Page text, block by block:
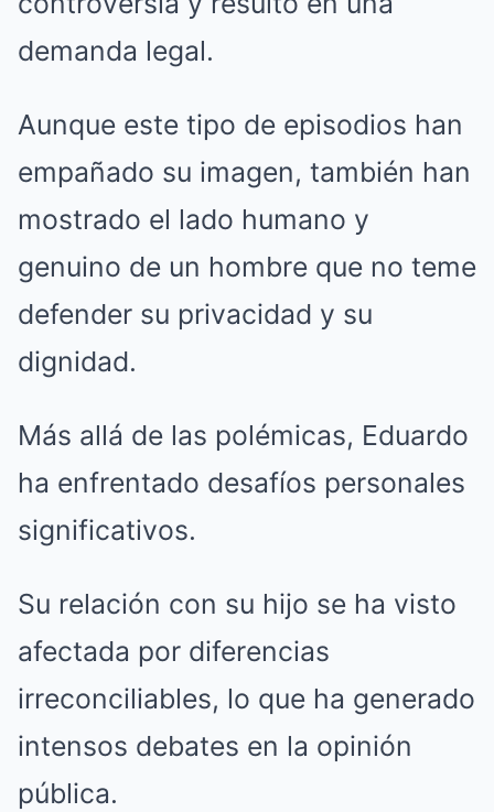
demanda legal.
Aunque este tipo de episodios han
empañado su imagen, también han
mostrado el lado humano y
genuino de un hombre que no teme
defender su privacidad y su
dignidad.
Más allá de las polémicas, Eduardo
ha enfrentado desafíos personales
significativos.
Su relación con su hijo se ha visto
afectada por diferencias
irreconciliables, lo que ha generado
intensos debates en la opinión
pública.